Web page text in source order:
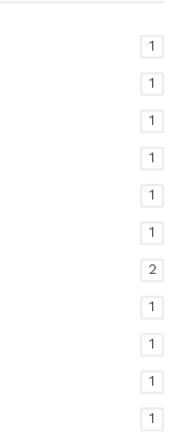
1
1
1
1
1
1
2
1
1
1
1